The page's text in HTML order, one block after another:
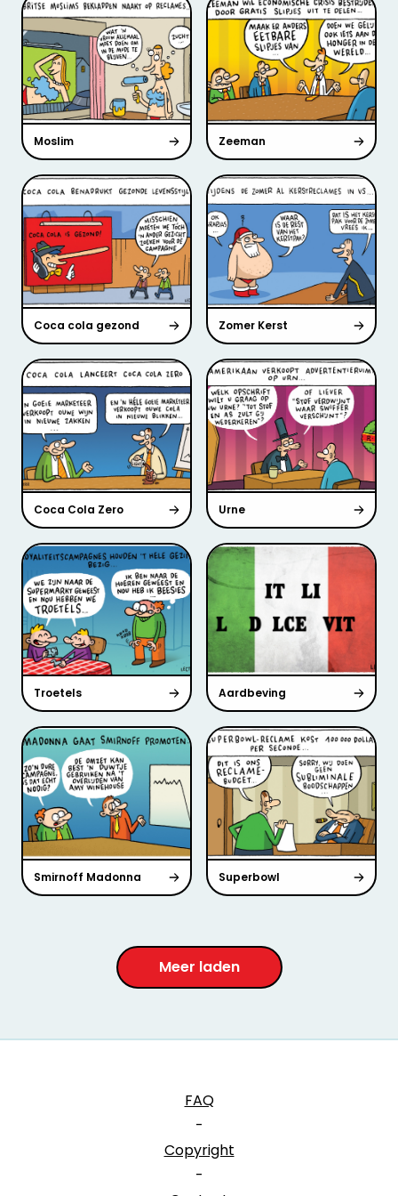
Moslim Zeeman
Coca cola gezond Zomer Kerst
Coca Cola Zero Urne
Troetels Aardbeving
Smirnoff Madonna Superbowl
Meer laden
FAQ
-
Copyright
-